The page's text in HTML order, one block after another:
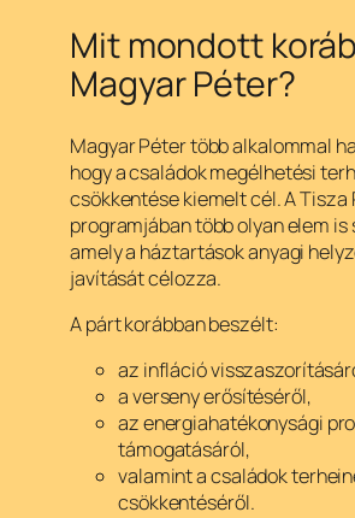
Mit mondott
Magyar Péter?
Magyar Péter több alkalommal
hogy a családok megélhetési
csökkentése kiemelt cél. A Tisza
programjában több olyan elem is
amely a háztartások anyagi
javítását célozza.
A párt korábban beszélt:
az infláció
a verseny erősítéséről,
az energiahatékonysági
támogatásáról,
valamint a családok
csökkentéséről.